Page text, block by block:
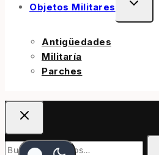
Objetos Militares
Antigüedades
Militaría
Parches